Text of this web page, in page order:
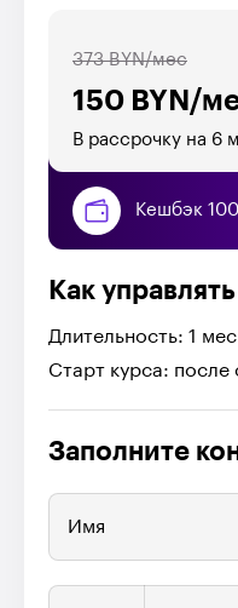
150 BYN/
373 BYN/мес
В рассрочку на 6
Кешбэк
Как
Длительность: 1 мес
Старт курса: после
Заполните
Имя